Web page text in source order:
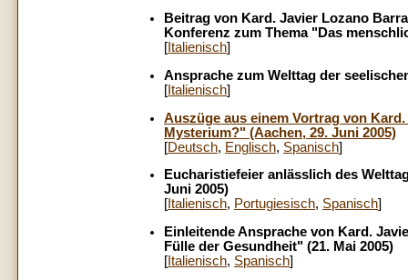
Beitrag von Kard. Javier Lozano
Konferenz zum Thema "Das
[ Italienisch]
Ansprache zum Welttag der
[ Italienisch]
Auszüge aus einem Vortrag von
Mysterium?" (Aachen, 29. Juni 2005)
[Deutsch, Englisch, Spanisch]
Eucharistiefeier anlässlich des
Juni 2005)
[ Italienisch, Portugiesisch, Spanisch]
Einleitende Ansprache von Kard.
Fülle der Gesundheit" (21. Mai 2005)
[ Italienisch, Spanisch]